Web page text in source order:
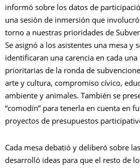
informó sobre los datos de
una sesión de inmersión que
torno a nuestras prioridades de
Se asignó a los asistentes una mesa y
identificaran una carencia en cada una
prioritarias de la ronda de
arte y cultura, compromiso cívico,
ambiente y animales. También se
“comodín” para tenerla en cuenta en
proyectos de presupuestos
Cada mesa debatió y deliberó sobre
desarrolló ideas para que el resto de